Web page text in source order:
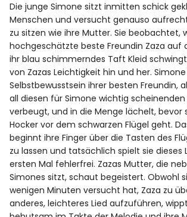
Die junge Simone sitzt inmitten schick
Menschen und versucht genauso
zu sitzen wie ihre Mutter. Sie beobachtet,
hochgeschätzte beste Freundin Zaza auf
ihr blau schimmerndes Taft Kleid
von Zazas Leichtigkeit hin und her.
Selbstbewusstsein ihrer besten Freundin,
all diesen für Simone wichtig
verbeugt, und in die Menge lächelt, bevor
Hocker vor dem schwarzen Flügel geht.
beginnt ihre Finger über die Tasten des
zu lassen und tatsächlich spielt sie dieses
ersten Mal fehlerfrei. Zazas Mutter, die
Simones sitzt, schaut begeistert. Obwohl
wenigen Minuten versucht hat, Zaza zu
anderes, leichteres Lied aufzuführen,